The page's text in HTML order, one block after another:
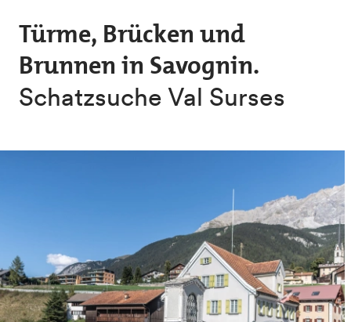
Türme, Brücken und
Brunnen in Savognin.
Schatzsuche Val Surses